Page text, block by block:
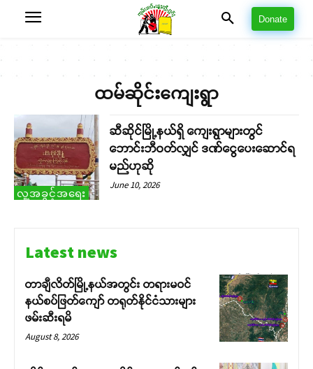
Donate
ထမ်ဆိုင်းကျေးရွာ
လူ့အခွင့်အရေး
ဆီဆိုင်မြို့နယ်ရှိ ကျေးရွာများတွင်
ဘောင်းဘီဝတ်လျှင် ဒဏ်ငွေပေးဆောင်ရ
မည်ဟုဆို
June 10, 2026
Latest news
တာချီလိတ်မြို့နယ်အတွင်း တရားမဝင်
နယ်စပ်ဖြတ်ကျော် တရုတ်နိုင်ငံသားများ
ဖမ်းဆီးရမိ
August 8, 2026